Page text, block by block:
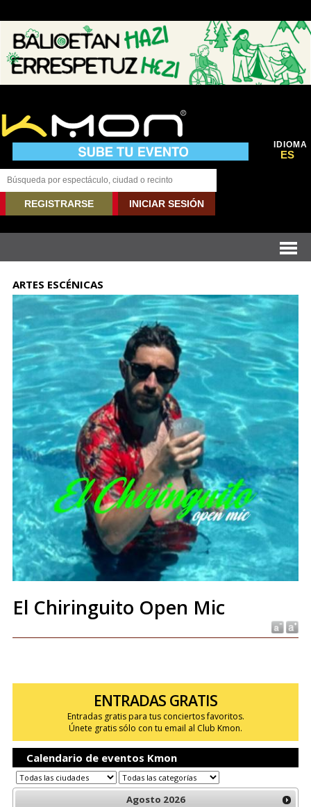
IDIOMA
ES
REGISTRARSE INICIAR SESIÓN
ARTES ESCÉNICAS
El Chiringuito Open Mic
ENTRADAS GRATIS
Entradas gratis para tus conciertos favoritos.
Únete gratis sólo con tu email al Club Kmon.
Calendario de eventos Kmon
Agosto 2026